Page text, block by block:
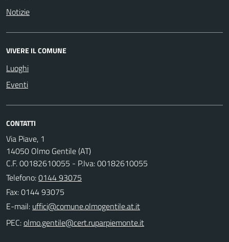
Notizie
VIVERE IL COMUNE
Luoghi
Eventi
CONTATTI
Via Piave, 1
14050 Olmo Gentile (AT)
C.F. 00182610055 - P.Iva: 00182610055
Telefono:0144 93075
Fax: 0144 93075
E-mail:
PEC: